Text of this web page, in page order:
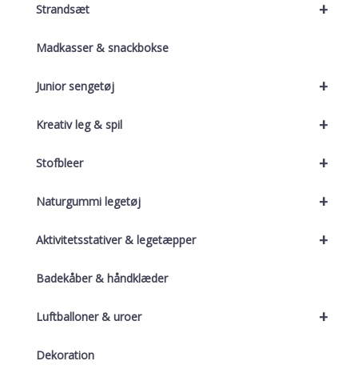
+
Strandsæt
Madkasser & snackbokse
+
Junior sengetøj
+
Kreativ leg & spil
+
Stofbleer
+
Naturgummi legetøj
+
Aktivitetsstativer & legetæpper
Badekåber & håndklæder
+
Luftballoner & uroer
Dekoration